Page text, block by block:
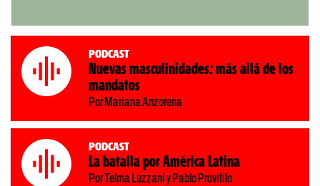
Podcast
Nuevas masculinidades: más allá de los
mandatos
Por Mariana Anzorena
Podcast
La batalla por América Latina
Por Telma Luzzani y Pablo Provitilo